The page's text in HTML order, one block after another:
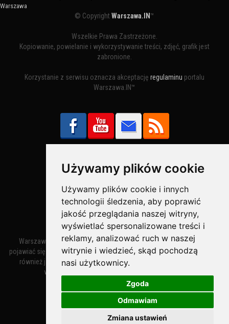
Używamy plików cookie
Używamy plików cookie i innych
technologii śledzenia, aby poprawić
jakość przeglądania naszej witryny,
wyświetlać spersonalizowane treści i
reklamy, analizować ruch w naszej
witrynie i wiedzieć, skąd pochodzą
nasi użytkownicy.
Zgoda
Odmawiam
Zmiana ustawień
Warszawa
© CopyrightWarszawa.IN ™
Wszelkie Prawa Zastrzeżone.
Kopiowanie, powielanie i wykorzystywanie treści, zdjęć, grafik jest
zabronione.
Korzystanie z serwisu oznacza akceptację regulaminu portalu
Warszawa.IN™
Bezpieczne Płatności obsługuje:
Warszawa – miasto stołeczne Warszawa. Nazwa miasta zaczęła
pojawiać się w dokumentach w XIV wieku jako Warszewa, a od XV wieku
również jako Warszowa. Zmiana nazwy na Warszawa w XV wieku
wynikała z mazowieckiej wymowy dialektycznej.